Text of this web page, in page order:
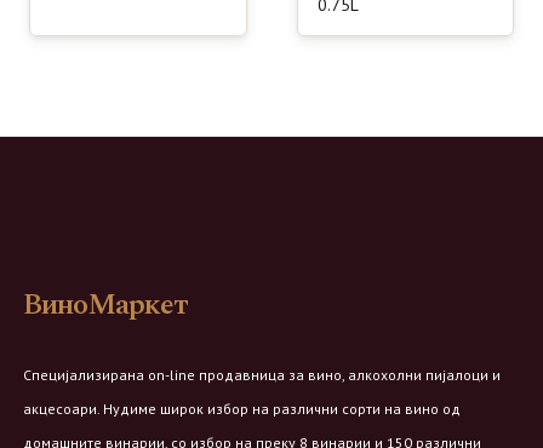
0.75L
ВиноМаркет
Специјализирана on-line продавница за вино, алкохолни пијалоци и
акцесоари. Нудиме широк избор на различни сорти на вино од
домашните винарии, со избор на преку 8 винарии и 150 различни